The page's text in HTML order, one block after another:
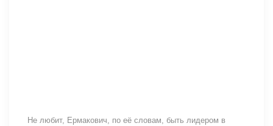
Не любит, Ермакович, по её словам, быть лидером в